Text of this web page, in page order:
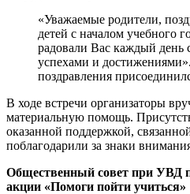
«Уважаемые родители,
детей с началом учебного
радовали Вас каждый
успехами и
поздравления
В ходе встречи организаторы
материальную помощь.
оказанной поддержкой,
поблагодарили за знаки
Общественный совет при УВД
акции «Помоги пойти учиться»